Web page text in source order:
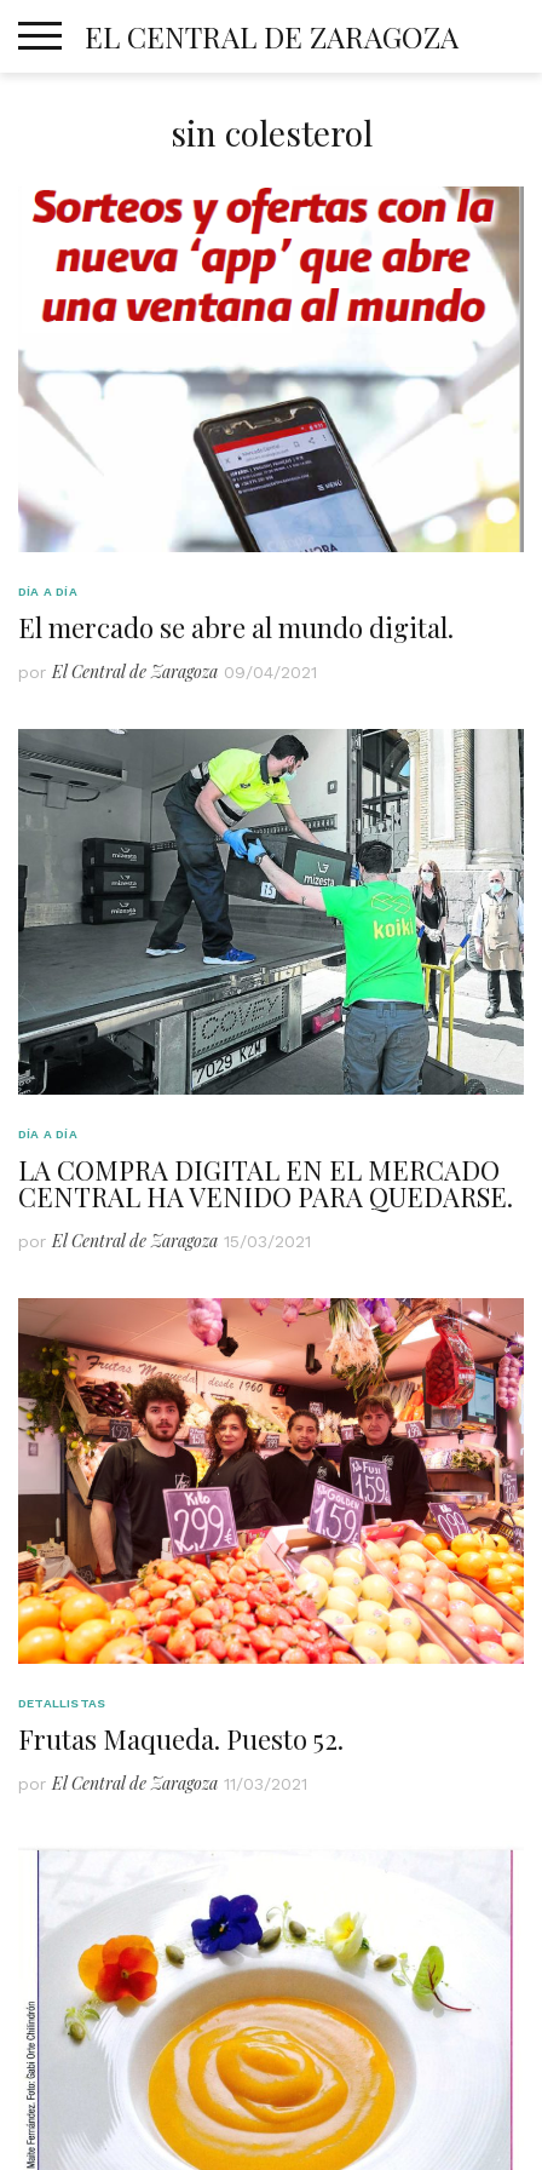
EL CENTRAL DE ZARAGOZA
sin colesterol
DÍA A DÍA
El mercado se abre al mundo digital.
por El Central de Zaragoza 09/04/2021
DÍA A DÍA
LA COMPRA DIGITAL EN EL MERCADO
CENTRAL HA VENIDO PARA QUEDARSE.
por El Central de Zaragoza 15/03/2021
DETALLISTAS
Frutas Maqueda. Puesto 52.
por El Central de Zaragoza 11/03/2021